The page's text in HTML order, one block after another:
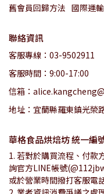
舊會員回歸方法 國際運
聯絡資訊
客服專線：03-9502911
客服時間：9:00-17:00
信箱：
地址：宜蘭縣羅東鎮光榮
華格食品烘焙坊 統一編
1. 若對於購買流程、付款
詢官方LINE帳號
或於營業時間撥打客服電